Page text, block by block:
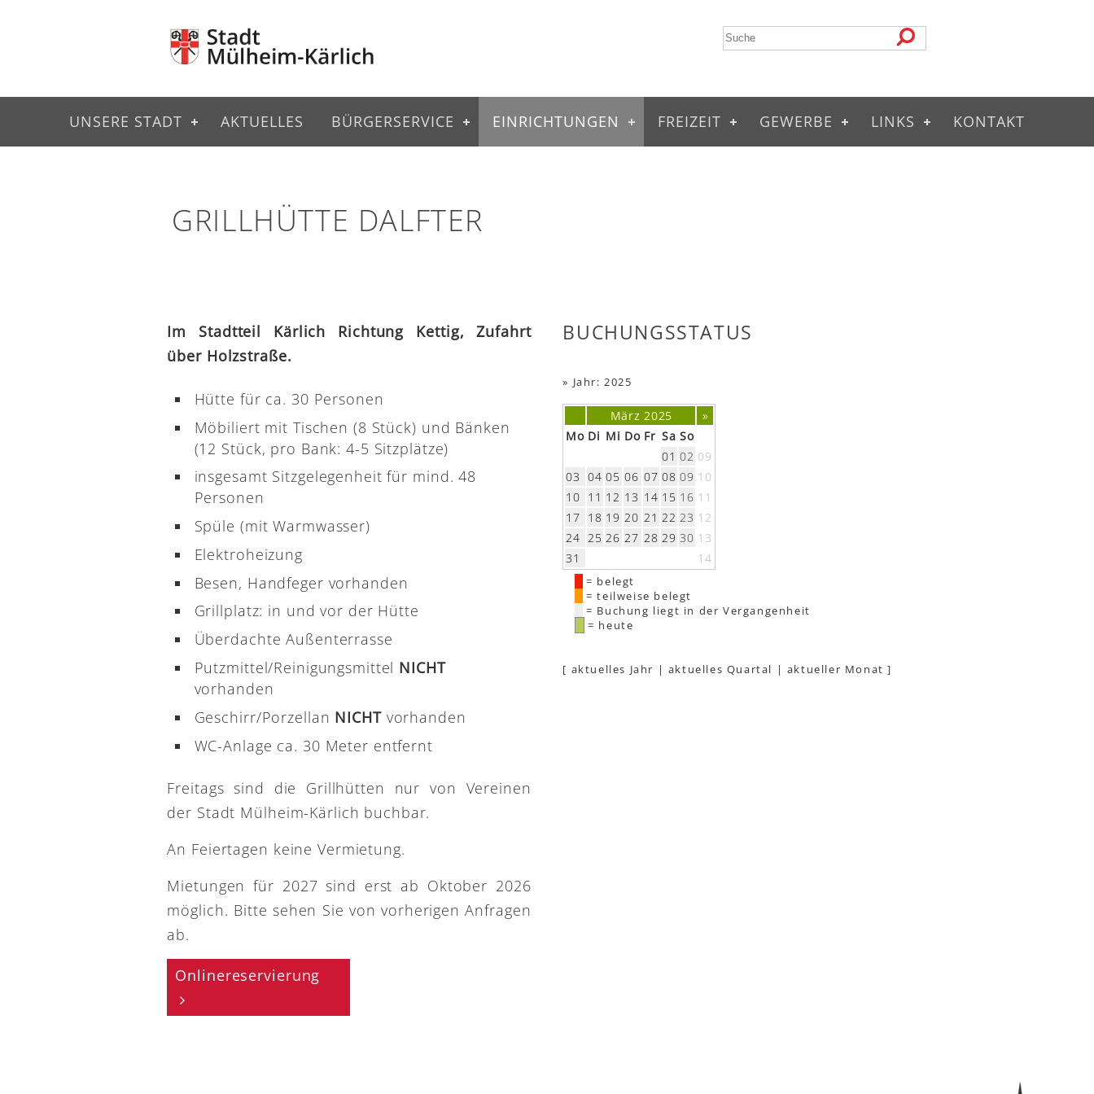
UNSERE STADT AKTUELLES BÜRGERSERVICE EINRICHTUNGEN FREIZEIT GEWERBE LINKS KONTAKT
GRILLHÜTTE DALFTER
Im Stadtteil Kärlich Richtung Kettig, Zufahrt
über Holzstraße.
Hütte für ca. 30 Personen
Möbiliert mit Tischen (8 Stück) und Bänken
(12 Stück, pro Bank: 4-5 Sitzplätze)
insgesamt Sitzgelegenheit für mind. 48
Personen
Spüle (mit Warmwasser)
Elektroheizung
Besen, Handfeger vorhanden
Grillplatz: in und vor der Hütte
Überdachte Außenterrasse
Putzmittel/Reinigungsmittel NICHT
vorhanden
Geschirr/Porzellan NICHT vorhanden
WC-Anlage ca. 30 Meter entfernt
Freitags sind die Grillhütten nur von Vereinen
der Stadt Mülheim-Kärlich buchbar.
An Feiertagen keine Vermietung.
Mietungen für 2027 sind erst ab Oktober 2026
möglich. Bitte sehen Sie von vorherigen Anfragen
ab.
Onlinereservierung
BUCHUNGSSTATUS
» Jahr: 2025
März 2025
»
Mo Di Mi Do Fr Sa So
01 02 09
03
04 05 06 07 08 09 10
10 11 12 13 14 15 16 11
17 18 19 20 21 22 23 12
24 25 26 27 28 29 30 13
31
14
= belegt
= teilweise belegt
= Buchung liegt in der Vergangenheit
= heute
[ aktuelles Jahr | aktuelles Quartal | aktueller Monat ]